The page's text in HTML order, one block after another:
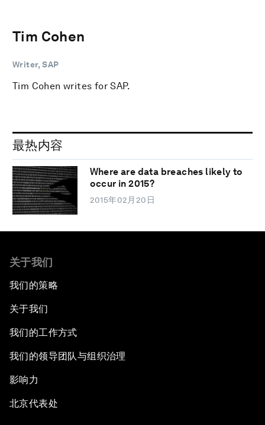
Tim Cohen
Writer, SAP
Tim Cohen writes for SAP.
最热内容
Where are data breaches likely to
occur in 2015?
2015年02月20日
关于我们
我们的策略
关于我们
我们的工作方式
我们的领导团队与组织治理
影响力
北京代表处